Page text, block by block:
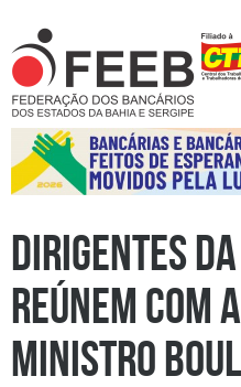
Dirigentes da
reúnem com
ministro